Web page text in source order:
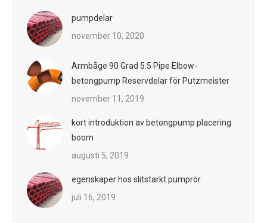
pumpdelar
november 10, 2020
Armbåge 90 Grad 5.5 Pipe Elbow-
betongpump Reservdelar för Putzmeister
november 11, 2019
kort introduktion av betongpump placering
boom
augusti 5, 2019
egenskaper hos slitstarkt pumprör
juli 16, 2019